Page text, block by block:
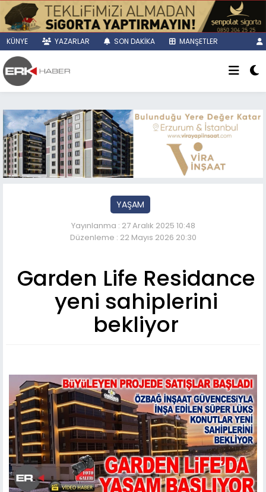
KÜNYE YAZARLAR SON DAKİKA MANŞETLER
YAŞAM
Yayınlanma : 27 Aralık 2025 10:48
Düzenleme : 22 Mayıs 2026 20:30
Garden Life Residance
yeni sahiplerini
bekliyor